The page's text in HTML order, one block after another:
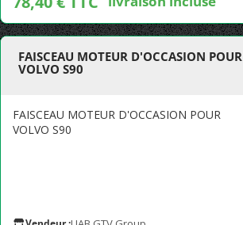
FAISCEAU MOTEUR D'OCCASION POUR
VOLVO S90
FAISCEAU MOTEUR D'OCCASION POUR
VOLVO S90